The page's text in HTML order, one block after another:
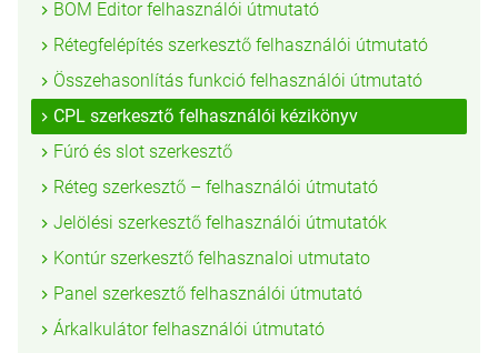
BOM Editor felhasználói útmutató
Rétegfelépítés szerkesztő felhasználói útmutató
Összehasonlítás funkció felhasználói útmutató
CPL szerkesztő felhasználói kézikönyv
Fúró és slot szerkesztő
Réteg szerkesztő – felhasználói útmutató
Jelölési szerkesztő felhasználói útmutatók
Kontúr szerkesztő felhasznaloi utmutato
Panel szerkesztő felhasználói útmutató
Árkalkulátor felhasználói útmutató